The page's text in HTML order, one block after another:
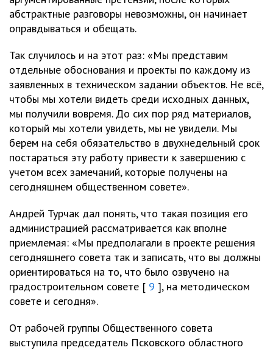
абстрактные разговоры невозможны, он начинает
оправдываться и обещать.
Так случилось и на этот раз: «Мы представим
отдельные обоснования и проекты по каждому из
заявленных в техническом задании объектов. Не всё,
чтобы мы хотели видеть среди исходных данных,
мы получили вовремя. До сих пор ряд материалов,
который мы хотели увидеть, мы не увидели. Мы
берем на себя обязательство в двухнедельный срок
постараться эту работу привести к завершению с
учетом всех замечаний, которые получены на
сегодняшнем общественном совете».
Андрей Турчак дал понять, что такая позиция его
администрацией рассматривается как вполне
приемлемая: «Мы предполагали в проекте решения
сегодняшнего совета так и записать, что вы должны
ориентироваться на то, что было озвучено на
градостроительном совете [ 9 ], на методическом
совете и сегодня».
От рабочей группы Общественного совета
выступила председатель Псковского областного